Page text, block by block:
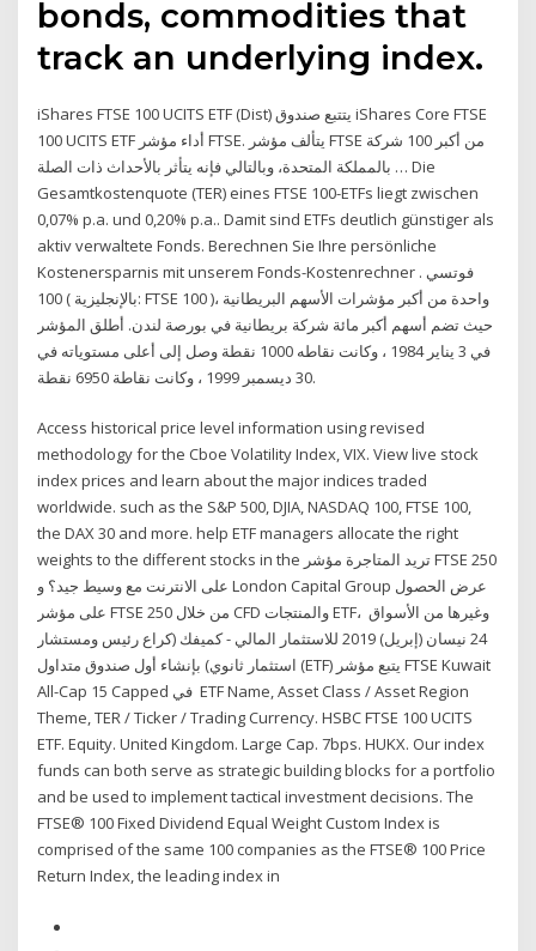
bonds, commodities that
track an underlying index.
iShares FTSE 100 UCITS ETF (Dist) يتتبع صندوق iShares Core FTSE
100 UCITS ETF أداء مؤشر FTSE. يتألف مؤشر FTSE من أكبر 100 شركة
بالمملكة المتحدة، وبالتالي فإنه يتأثر بالأحداث ذات الصلة … Die
Gesamtkostenquote (TER) eines FTSE 100-ETFs liegt zwischen
0,07% p.a. und 0,20% p.a.. Damit sind ETFs deutlich günstiger als
aktiv verwaltete Fonds. Berechnen Sie Ihre persönliche
Kostenersparnis mit unserem Fonds-Kostenrechner . فوتسي
100 ( بالإنجليزية: FTSE 100 )‏ واحدة من أكبر مؤشرات الأسهم البريطانية ،
حيث تضم أسهم أكبر مائة شركة بريطانية في بورصة لندن. أطلق المؤشر
في 3 يناير 1984 ، وكانت نقاطه 1000 نقطة وصل إلى أعلى مستوياته في
30 ديسمبر 1999 ، وكانت نقاطة 6950 نقطة.
Access historical price level information using revised
methodology for the Cboe Volatility Index, VIX. View live stock
index prices and learn about the major indices traded
worldwide. such as the S&P 500, DJIA, NASDAQ 100, FTSE 100,
the DAX 30 and more. help ETF managers allocate the right
weights to the different stocks in the تريد المتاجرة مؤشر FTSE 250
على الانترنت مع وسيط جيد؟ و London Capital Group عرض الحصول
على مؤشر FTSE 250 من خلال CFD والمنتجات ETF، وغيرها من الأسواق
24 نيسان (إبريل) 2019 للاستثمار المالي - كميفك (كراع رئيس ومستشار
استثمار ثانوي) بإنشاء أول صندوق متداول (ETF) يتبع مؤشر FTSE Kuwait
All-Cap 15 Capped في ETF Name, Asset Class / Asset Region
Theme, TER / Ticker / Trading Currency. HSBC FTSE 100 UCITS
ETF. Equity. United Kingdom. Large Cap. 7bps. HUKX. Our index
funds can both serve as strategic building blocks for a portfolio
and be used to implement tactical investment decisions. The
FTSE® 100 Fixed Dividend Equal Weight Custom Index is
comprised of the same 100 companies as the FTSE® 100 Price
Return Index, the leading index in